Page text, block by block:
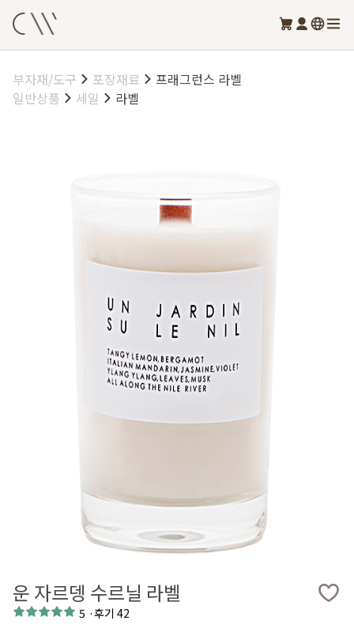
부자재/도구 포장재료
프래그런스 라벨
일반상품
세일 라벨
운 자르뎅 수르닐 라벨
5 ·후기 42